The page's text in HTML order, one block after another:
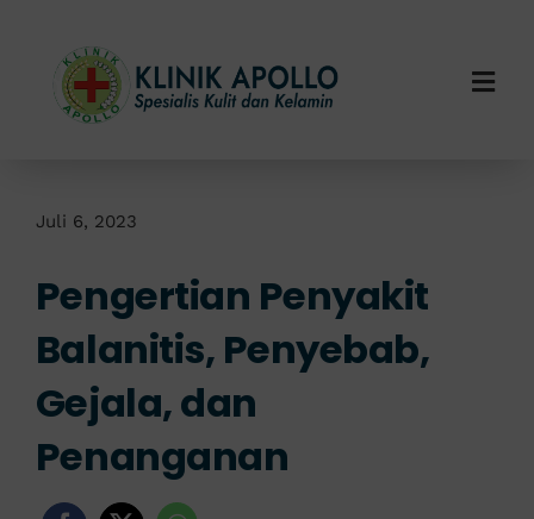
content
Layanan Kami
Info Klinik
Juli 6, 2023
Pengertian Penyakit
Balanitis, Penyebab,
Gejala, dan
Penanganan